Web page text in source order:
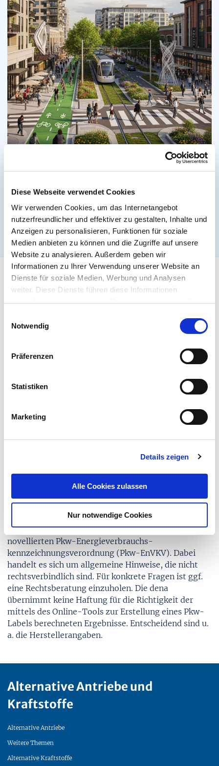
Diese Webseite verwendet Cookies
Wir verwenden Cookies, um das Internetangebot
nutzerfreundlicher und effektiver zu gestalten, Inhalte und
Anzeigen zu personalisieren, Funktionen für soziale
Medien anbieten zu können und die Zugriffe auf unsere
Website zu analysieren. Außerdem geben wir
Informationen zu Ihrer Verwendung unserer Website an
Dienste für soziale Medien, Werbung und Analysen
weiter. Diese Dienste führen diese Informationen
möglicherweise mit weiteren Daten zusammen, die Sie
Nutzung der Dienste gesammelt haben.
Notwendig
Präferenzen
Statistiken
Marketing
Details zeigen
Alle Cookies zulassen
Nur notwendige Cookies
Kostenfaktoren alternativer Antriebe
CO2-Preis
Tool: Pkw-Kostenrechner
Tool: Pkw Energie Check
Alternative Kraftstoffe
Alternative Kraftstoffe
Mobilitätsquartett
Mehr erfahren
informiert im Auftrag des Bundesministerium für
Informationsplattform zur Verkehrs- und
Mobilitätswende. Darüber hinaus erhalten Hersteller
und Händler Informationen zur Umsetzung der
novellierten Pkw-Energie­verbrauchs­
kennzeichnungs­verordnung (Pkw-EnVKV). Dabei
handelt es sich um allgemeine Hinweise, die nicht
rechtsverbindlich sind. Für konkrete Fragen ist ggf.
eine Rechtsberatung einzuholen. Die dena
übernimmt keine Haftung für die Richtigkeit der
mittels des Online-Tools zur Erstellung eines Pkw-
Labels berechneten Ergebnisse. Entscheidend sind u.
a. die Herstellerangaben.
Alternative Antriebe und
Kraftstoffe
Alternative Antriebe
Weitere Themen
Alternative Kraftstoffe